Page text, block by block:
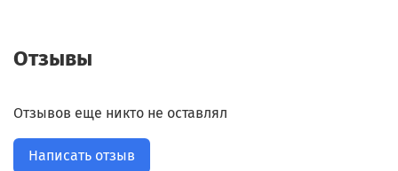
Отзывы
Отзывов еще никто не оставлял
Написать отзыв